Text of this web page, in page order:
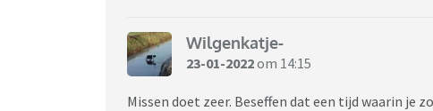
Wilgenkatje-
23-01-2022om 14:15
Missen doet zeer. Beseffen dat een tijd waarin je